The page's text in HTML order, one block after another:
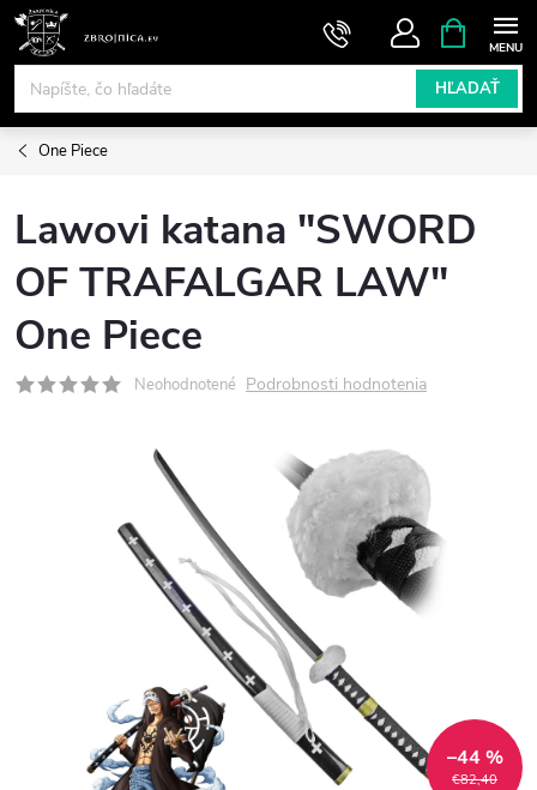
Prejsť
obsah
HĽADAŤ
KOŠÍK
One Piece
Lawovi katana "SWORD
OF TRAFALGAR LAW"
One Piece
Neohodnotené Podrobnosti hodnotenia
€82,40
–44 %